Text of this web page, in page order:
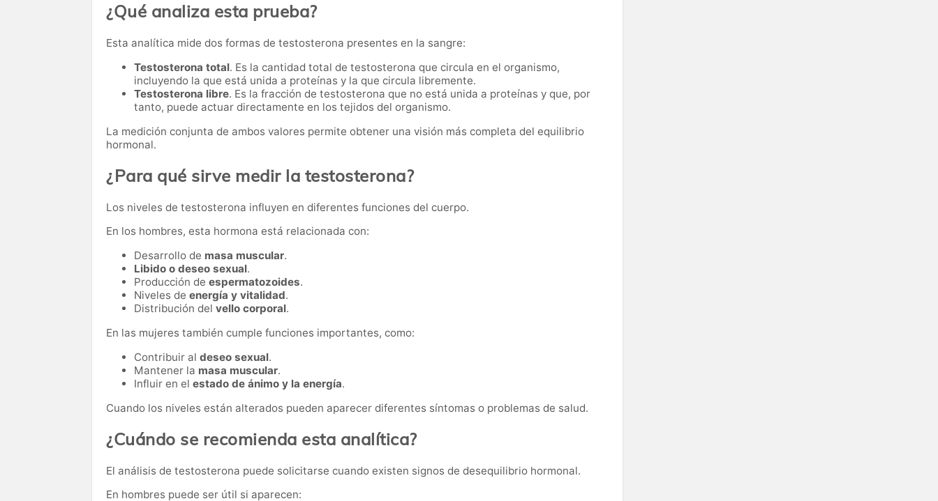
¿Qué analiza esta prueba?
Esta analítica mide dos formas de testosterona presentes en la sangre:
Testosterona total. Es la cantidad total de testosterona que circula en el organismo,
incluyendo la que está unida a proteínas y la que circula libremente.
Testosterona libre. Es la fracción de testosterona que no está unida a proteínas y que, por
tanto, puede actuar directamente en los tejidos del organismo.
La medición conjunta de ambos valores permite obtener una visión más completa del equilibrio
hormonal.
¿Para qué sirve medir la testosterona?
Los niveles de testosterona influyen en diferentes funciones del cuerpo.
En los hombres, esta hormona está relacionada con:
Desarrollo de masa muscular.
Libido o deseo sexual.
Producción de espermatozoides.
Niveles de energía y vitalidad.
Distribución del vello corporal.
En las mujeres también cumple funciones importantes, como:
Contribuir al deseo sexual.
Mantener la masa muscular.
Influir en el estado de ánimo y la energía.
Cuando los niveles están alterados pueden aparecer diferentes síntomas o problemas de salud.
¿Cuándo se recomienda esta analítica?
El análisis de testosterona puede solicitarse cuando existen signos de desequilibrio hormonal.
En hombres puede ser útil si aparecen: